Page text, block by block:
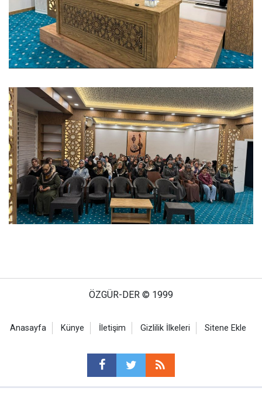
ÖZGÜR-DER © 1999
Anasayfa Künye İletişim Gizlilik İlkeleri Sitene Ekle